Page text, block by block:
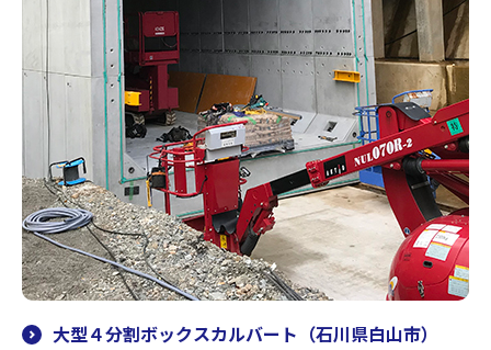
大型４分割ボックスカルバート（石川県白山市）